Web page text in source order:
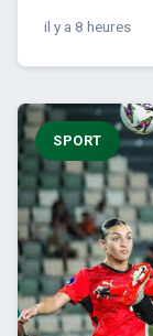
il y a 8 heures
SPORT